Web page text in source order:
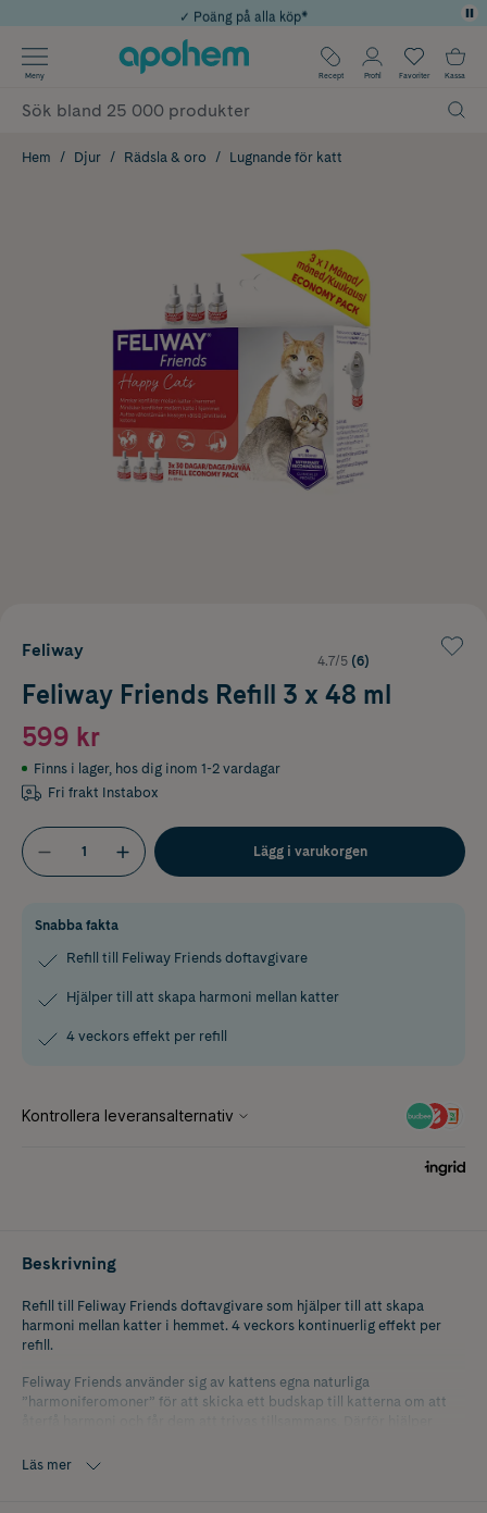
Årets Butik 2025 inom Skönhet
Använd kod: SOMMAR20 för 20% över 649kr
✓ Poäng på alla köp*
Meny Recept Profil Favoriter Kassa
Hem Djur Rädsla & oro Lugnande för katt
Feliway
4.7/5 (6)
Feliway Friends Refill 3 x 48 ml
599 kr
Finns i lager, hos dig inom 1-2 vardagar
Fri frakt Instabox
Lägg i varukorgen
Snabba fakta
Refill till Feliway Friends doftavgivare
Hjälper till att skapa harmoni mellan katter
4 veckors effekt per refill
Beskrivning
Refill till Feliway Friends doftavgivare som hjälper till att skapa
harmoni mellan katter i hemmet. 4 veckors kontinuerlig effekt per
refill.
Feliway Friends använder sig av kattens egna naturliga
”harmoniferomoner” för att skicka ett budskap till katterna om att
och hitta harmoni i kattgruppen.
Läs mer